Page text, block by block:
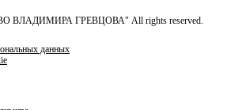
ВЛАДИМИРА ГРЕВЦОВА" All rights reserved.
данных